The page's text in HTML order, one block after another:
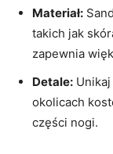
Materiał:
takich jak
zapewnia
Detale:
okolicach
części nogi.